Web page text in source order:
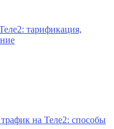
тарификация,
на Теле2: способы